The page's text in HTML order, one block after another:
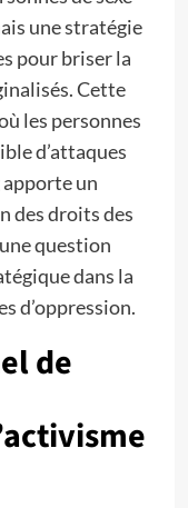
une stratégie
pour briser la
Cette
les personnes
d’attaques
apporte un
des droits des
question
dans la
d’oppression.
de